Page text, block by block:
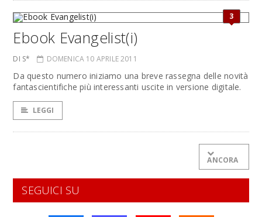
3
Ebook Evangelist(i)
DI S* DOMENICA 10 APRILE 2011
Da questo numero iniziamo una breve rassegna delle novità
fantascientifiche più interessanti uscite in versione digitale.
LEGGI
ANCORA
SEGUICI SU